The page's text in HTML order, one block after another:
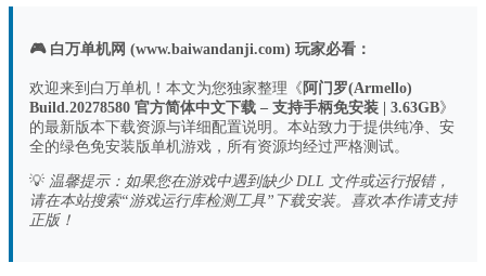
🎮 白万单机网 (www.baiwandanji.com) 玩家必看：
欢迎来到白万单机！本文为您独家整理《 阿门罗(Armello)
Build.20278580 官方简体中文下载 – 支持手柄免安装 | 3.63GB》
的最新版本下载资源与详细配置说明。本站致力于提供纯净、安
全的绿色免安装版单机游戏，所有资源均经过严格测试。
💡 温馨提示：如果您在游戏中遇到缺少 DLL 文件或运行报错，
请在本站搜索“游戏运行库检测工具”下载安装。喜欢本作请支持
正版！